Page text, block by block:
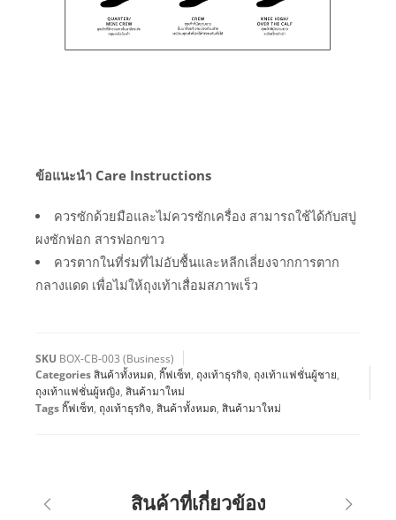
ข้อแนะนำ Care Instructions
ควรซักด้วยมือและไม่ควรซักเครื่อง สามารถใช้ได้กับสบู่
ผงซักฟอก สารฟอกขาว
ควรตากในที่ร่มที่ไม่อับชื้นและหลีกเลี่ยงจากการตาก
กลางแดด เพื่อไม่ให้ถุงเท้าเสื่อมสภาพเร็ว
SKU BOX-CB-003 (Business)
Categoriesสินค้าทั้งหมด, กิ๊ฟเซ็ท, ถุงเท้าธุรกิจ, ถุงเท้าแฟชั่นผู้ชาย,
ถุงเท้าแฟชั่นผู้หญิง, สินค้ามาใหม่
Tagsกิ๊ฟเซ็ท, ถุงเท้าธุรกิจ, สินค้าทั้งหมด, สินค้ามาใหม่
สินค้าที่เกี่ยวข้อง